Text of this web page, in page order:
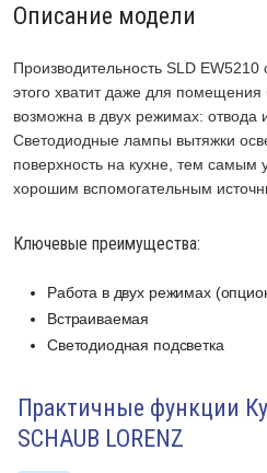
Описание модели
Производительность SLD
этого хватит даже для
возможна в двух режимах: отвода
Светодиодные лампы вытяжки
поверхность на кухне, тем самым
хорошим вспомогательным
Ключевые преимущества:
Работа в двух режимах
Встраиваемая
Светодиодная подсветка
Практичные функции
SCHAUB LORENZ